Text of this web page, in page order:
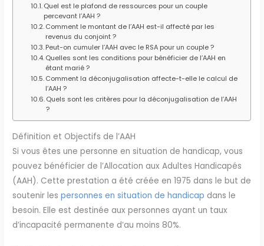
Quel est le plafond de ressources pour un couple
percevant l’AAH ?
Comment le montant de l’AAH est-il affecté par les
revenus du conjoint ?
Peut-on cumuler l’AAH avec le RSA pour un couple ?
Quelles sont les conditions pour bénéficier de l’AAH en
étant marié ?
Comment la déconjugalisation affecte-t-elle le calcul de
l’AAH ?
Quels sont les critères pour la déconjugalisation de l’AAH
?
Définition et Objectifs de l’AAH
Si vous êtes une personne en situation de handicap, vous
pouvez bénéficier de l’Allocation aux Adultes Handicapés
(AAH). Cette prestation a été créée en 1975 dans le but de
soutenir lespersonnes en situation de handicap dans le
besoin. Elle est destinée aux personnes ayant un taux
d’incapacité permanente d’au moins 80%.